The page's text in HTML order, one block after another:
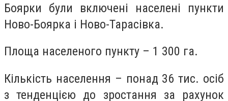
Боярки були включені населені пункти
Ново-Боярка і Ново-Тарасівка.
Площа населеного пункту – 1 300 га.
Кількість населення – понад 36 тис. осіб
з тенденцією до зростання за рахунок